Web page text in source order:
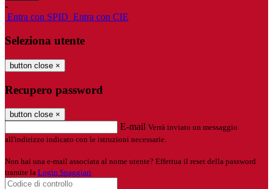
-
Entra con SPID Entra con CIE
Seleziona utente
button close ×
Recupero password
button close ×
E-mail Verrà inviato un messaggio
all'indirizzo indicato con le istruzioni necessarie.
Non hai una e-mail associata al nome utente? Effettua il reset della password
tramite la Login Spaggiari